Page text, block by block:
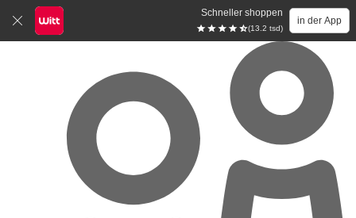
Schneller shoppen
(13.2 tsd)
in der App